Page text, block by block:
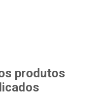
produtos